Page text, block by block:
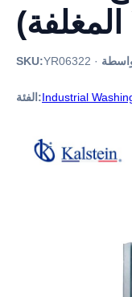
SKU:YR06322 ·
الفئة:Industrial